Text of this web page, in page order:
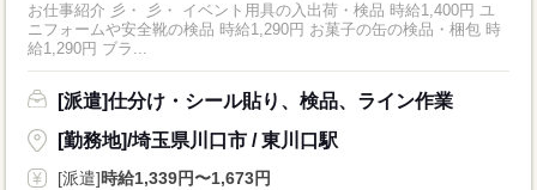
お仕事紹介 彡・ 彡・ イベント用具の入出荷・検品 時給1,400円 ユ
ニフォームや安全靴の検品 時給1,290円 お菓子の缶の検品・梱包 時
給1,290円 ブラ...
[派遣]仕分け・シール貼り、検品、ライン作業
[勤務地]/埼玉県川口市 / 東川口駅
[派遣]時給1,339円〜1,673円